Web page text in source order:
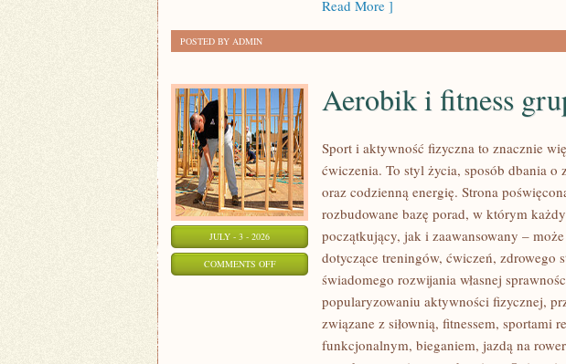
Read More ]
POSTED BY ADMIN
JULY - 3 - 2026
COMMENTS OFFON
Aerobik i fitness
Sport i aktywność fizyczna to znacznie
ćwiczenia. To styl życia, sposób dbania o
oraz codzienną energię. Strona
rozbudowane bazę porad, w którym
początkujący, jak i zaawansowany –
dotyczące treningów, ćwiczeń, zdrowego
świadomego rozwijania własnej
popularyzowaniu aktywności fizycznej,
związane z siłownią, fitnessem, sportami
funkcjonalnym, bieganiem, jazdą na